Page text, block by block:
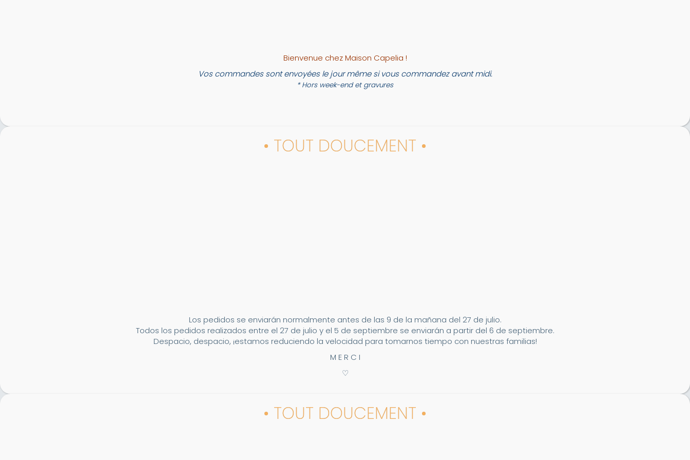
Bienvenue chez Maison Capelia !
Vos commandes sont envoyées le jour même si vous commandez avant midi.
* Hors week-end et gravures
• TOUT DOUCEMENT •
Los pedidos se enviarán normalmente antes de las 9 de la mañana del 27 de julio.
Todos los pedidos realizados entre el 27 de julio y el 5 de septiembre se enviarán a partir del 6 de septiembre.
Despacio, despacio, ¡estamos reduciendo la velocidad para tomarnos tiempo con nuestras familias!
M E R C I
♡
• TOUT DOUCEMENT •